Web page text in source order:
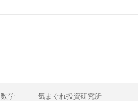
数学 気まぐれ投資研究所